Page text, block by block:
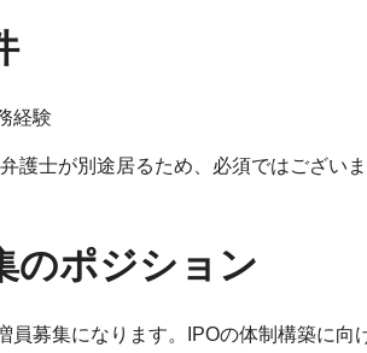
経験
護士が別途居るため、必須ではござい
のポジション
員募集になります。IPOの体制構築に